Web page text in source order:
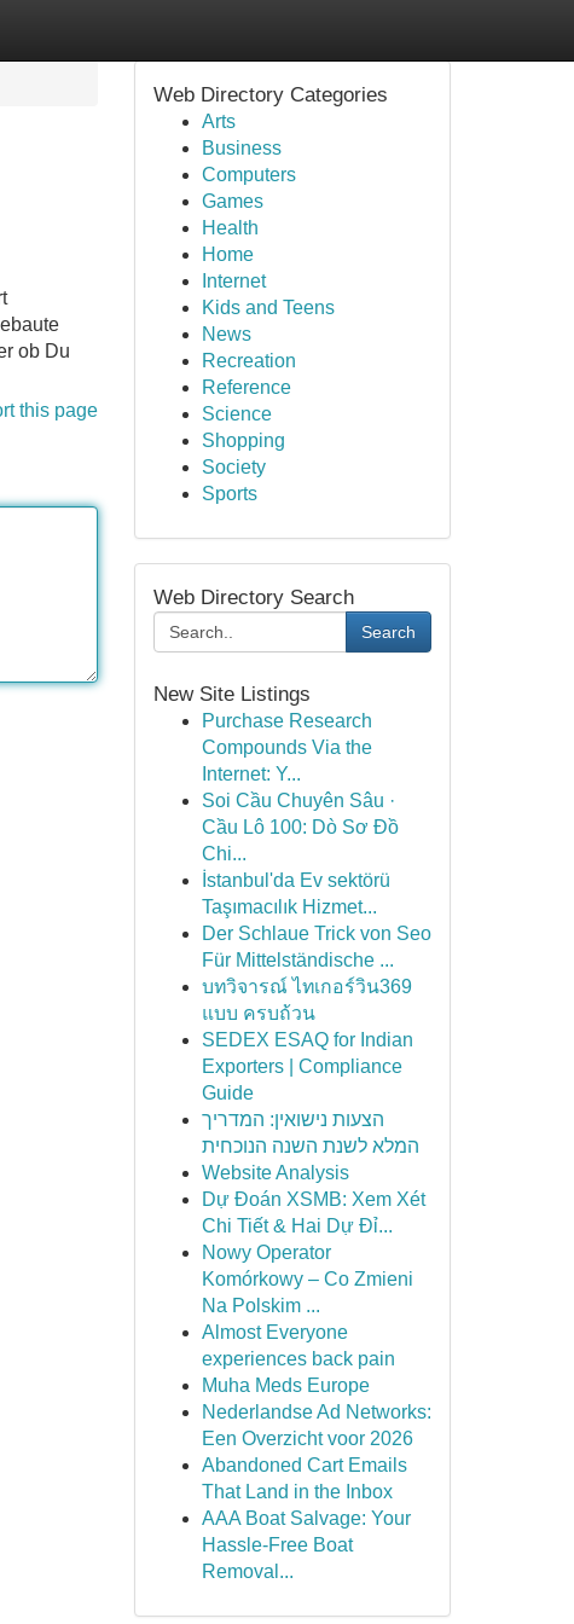
ob Du
this page
Web Directory Categories
Arts
Business
Computers
Games
Health
Home
Internet
Kids and Teens
News
Recreation
Reference
Science
Shopping
Society
Sports
Web Directory Search
Search
New Site Listings
Purchase Research
Compounds Via the
Internet: Y...
Soi Cầu Chuyên Sâu ·
Cầu Lô 100: Dò Sơ Đồ
Chi...
İstanbul'da Ev sektörü
Taşımacılık Hizmet...
Der Schlaue Trick von Seo
Für Mittelständische ...
บทวิจารณ์ ไทเกอร์วิน369
แบบ ครบถ้วน
SEDEX ESAQ for Indian
Exporters | Compliance
Guide
הצעות נישואין: המדריך
המלא לשנת השנה הנוכחית
Website Analysis
Dự Đoán XSMB: Xem Xét
Chi Tiết & Hai Dự Đỉ...
Nowy Operator
Komórkowy – Co Zmieni
Na Polskim ...
Almost Everyone
experiences back pain
Muha Meds Europe
Nederlandse Ad Networks:
Een Overzicht voor 2026
Abandoned Cart Emails
That Land in the Inbox
AAA Boat Salvage: Your
Hassle-Free Boat
Removal...